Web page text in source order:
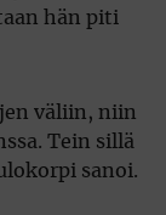
hän piti
väliin, niin
Tein sillä
sanoi.